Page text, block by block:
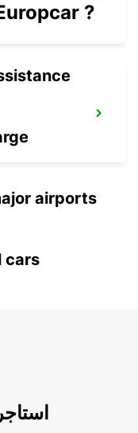
?
airports
cars